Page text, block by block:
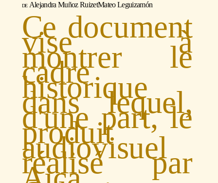
Alejandra Muñoz RuizetMateo Leguizamón
Ce document
vise à
montrer le
cadre
historique
dans lequel,
d'une part, le
produit
audiovisuel
réalisé par